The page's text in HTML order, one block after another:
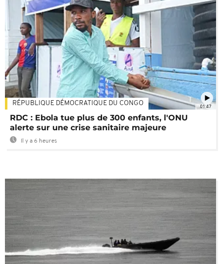
01:47
RÉPUBLIQUE DÉMOCRATIQUE DU CONGO
RDC : Ebola tue plus de 300 enfants, l'ONU
alerte sur une crise sanitaire majeure
Il y a 6 heures